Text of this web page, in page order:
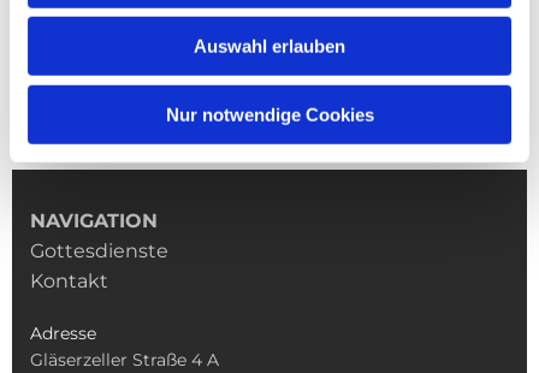
Auswahl erlauben
Nur notwendige Cookies
NAVIGATION
Gottesdienste
Kontakt
Adresse
Gläserzeller Straße 4 A